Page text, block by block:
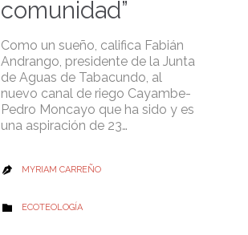
comunidad”
Como un sueño, califica Fabián
Andrango, presidente de la Junta
de Aguas de Tabacundo, al
nuevo canal de riego Cayambe-
Pedro Moncayo que ha sido y es
una aspiración de 23…
 MYRIAM CARREÑO
 CATEGORY
ECOTEOLOGÍA